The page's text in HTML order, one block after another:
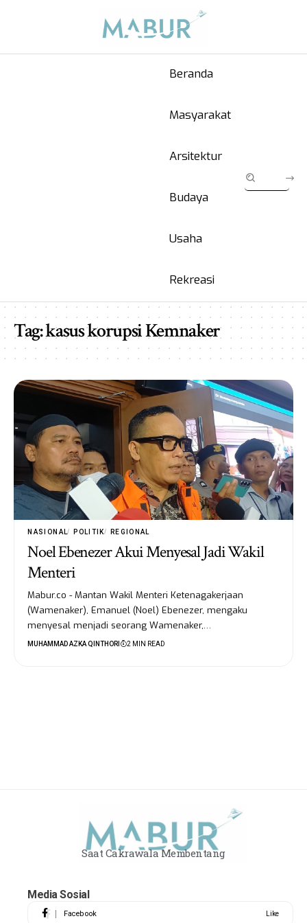
Beranda
Masyarakat
Arsitektur
Budaya
Usaha
Rekreasi
Tag:kasus korupsi Kemnaker
NASIONAL POLITIK REGIONAL
Noel Ebenezer Akui Menyesal Jadi Wakil
Menteri
Mabur.co - Mantan Wakil Menteri Ketenagakerjaan
(Wamenaker), Emanuel (Noel) Ebenezer, mengaku
menyesal menjadi seorang Wamenaker,…
MUHAMMAD AZKA QINTHORI 2 MIN READ
Saat Cakrawala Membentang
Media Sosial
Facebook Like